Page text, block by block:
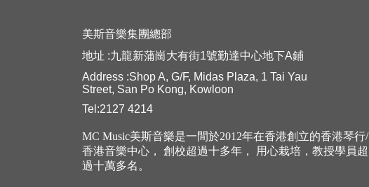
美斯音樂集團總部
地址 :九龍新蒲崗大有街1號勤達中心地下A鋪
Address :Shop A, G/F, Midas Plaza, 1 Tai Yau
Street, San Po Kong, Kowloon
Tel:2127 4214
MC Music美斯音樂是一間於2012年在香港創立的香港琴行/
香港音樂中心， 創校超過十多年， 用心栽培，教授學員超
過十萬多名。